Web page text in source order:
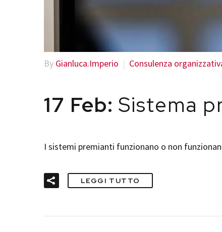
By Gianluca.Imperio Consulenza
17 Feb: Sistema
I sistemi premianti funzionano o non
LEGGI TUTTO